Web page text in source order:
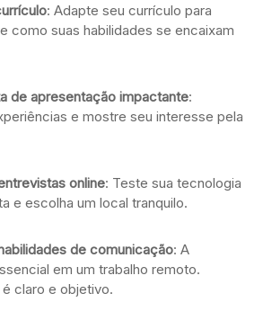
: Adapte seu currículo para
como suas habilidades se encaixam
de apresentação impactante:
e mostre seu interesse pela
online: Teste sua tecnologia
e escolha um local tranquilo.
de comunicação: A
em um trabalho remoto.
claro e objetivo.